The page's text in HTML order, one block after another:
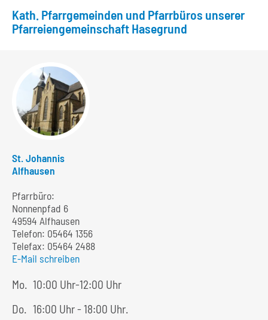
Kath. Pfarrgemeinden und Pfarrbüros unserer
Pfarreiengemeinschaft Hasegrund
St. Johannis
Alfhausen
Pfarrbüro:
Nonnenpfad 6
49594 Alfhausen
Telefon: 05464 1356
Telefax: 05464 2488
E-Mail schreiben
Mo. 10:00 Uhr-12:00 Uhr
Do. 16:00 Uhr - 18:00 Uhr.